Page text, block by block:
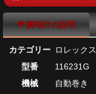
腕時計の説明
カテゴリー ロレック
型番
116231G
機械
自動巻き